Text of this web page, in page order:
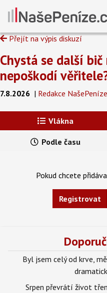
Přejít na výpis diskuzí
Chystá se další
nepoškodí
7.8.2026 | Redakce
Vlákna
Podle času
Pokud chcete
Registrovat
Byl jsem celý od krve,
Srpen převrátí život